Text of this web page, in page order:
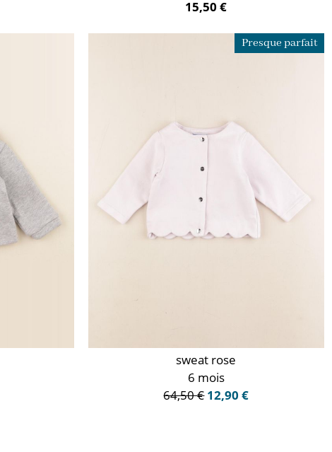
15,50 €
Presque parfait
sweat rose
6 mois
64,50 €12,90 €